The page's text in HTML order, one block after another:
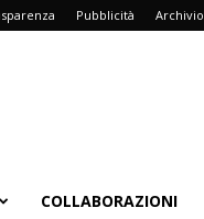
Pubblicità Archivio
COLLABORAZIONI